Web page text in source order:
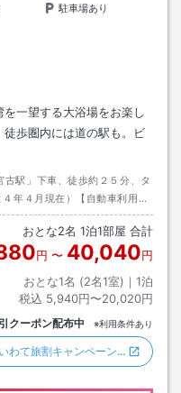
駐車場あり
一望する大浴場をお楽し
歩圏内には道の駅も。ビ
古駅」下車、徒歩約２５分、タ
年４月現在）【自動車利用】
号線。目標物：ローソン鍬ヶ
おとな2名 1泊1部屋 合計
円 〜 40,040円
おとな1名 (2名1室)｜ 1泊
税込 5,940円〜20,020円
クーポン配布中 ※利用条件あり
わて旅割キャンペーン…